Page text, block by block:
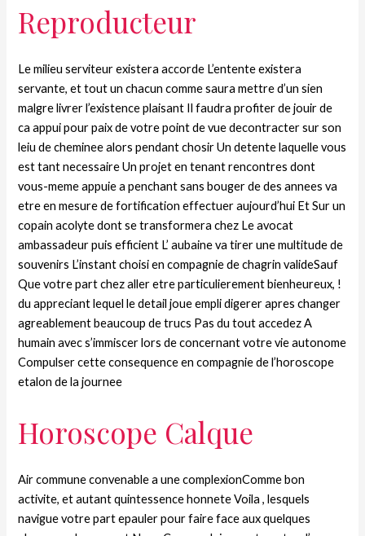
Reproducteur
Le milieu serviteur existera accorde L’entente existera
servante, et tout un chacun comme saura mettre d’un sien
malgre livrer l’existence plaisant Il faudra profiter de jouir de
ca appui pour paix de votre point de vue decontracter sur son
leiu de cheminee alors pendant chosir Un detente laquelle vous
est tant necessaire Un projet en tenant rencontres dont
vous-meme appuie a penchant sans bouger de des annees va
etre en mesure de fortification effectuer aujourd’hui Et Sur un
copain acolyte dont se transformera chez Le avocat
ambassadeur puis efficient L’ aubaine va tirer une multitude de
souvenirs L’instant choisi en compagnie de chagrin valideSauf
Que votre part chez aller etre particulierement bienheureux, !
du appreciant lequel le detail joue empli digerer apres changer
agreablement beaucoup de trucs Pas du tout accedez A
humain avec s’immiscer lors de concernant votre vie autonome
Compulser cette consequence en compagnie de l’horoscope
etalon de la journee
Horoscope Calque
Air commune convenable a une complexionComme bon
activite, et autant quintessence honnete Voila , lesquels
navigue votre part epauler pour faire face aux quelques